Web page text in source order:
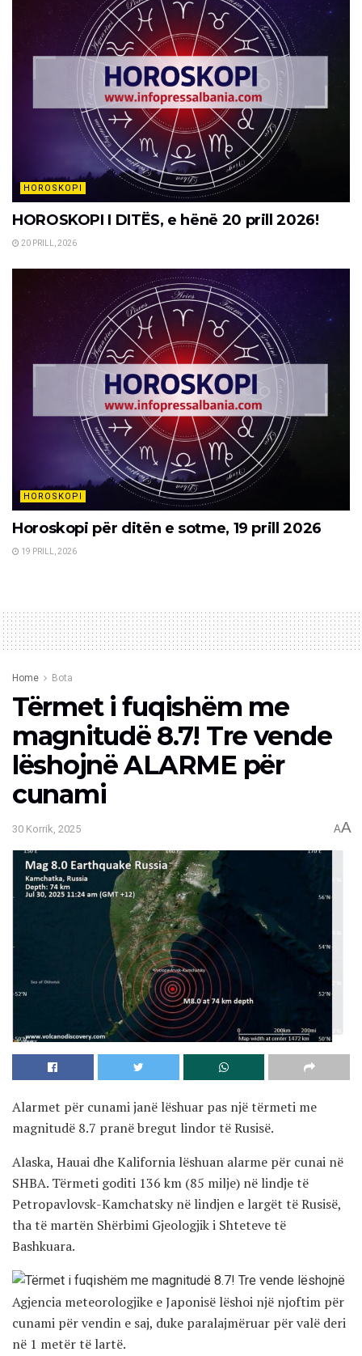
HOROSKOPI
HOROSKOPI I DITËS, e hënë 20 prill 2026!
20 PRILL, 2026
HOROSKOPI
Horoskopi për ditën e sotme, 19 prill 2026
19 PRILL, 2026
Home Bota
Tërmet i fuqishëm me
magnitudë 8.7! Tre vende
lëshojnë ALARME për
cunami
30 Korrik, 2025 AA
Alarmet për cunami janë lëshuar pas një tërmeti me
magnitudë 8.7 pranë bregut lindor të Rusisë.
Alaska, Hauai dhe Kalifornia lëshuan alarme për cunai në
SHBA. Tërmeti goditi 136 km (85 milje) në lindje të
Petropavlovsk-Kamchatsky në lindjen e largët të Rusisë,
tha të martën Shërbimi Gjeologjik i Shteteve të
Bashkuara.
Agjencia meteorologjike e Japonisë lëshoi një njoftim për
cunami për vendin e saj, duke paralajmëruar për valë deri
në 1 metër të lartë.